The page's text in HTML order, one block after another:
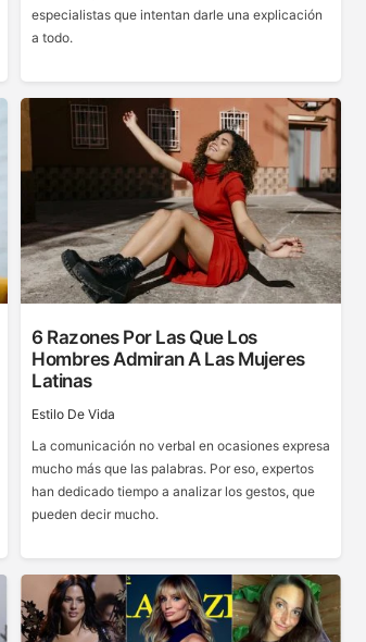
especialistas que intentan darle una explicación
a todo.
6 Razones Por Las Que Los
Hombres Admiran A Las Mujeres
Latinas
Estilo De Vida
La comunicación no verbal en ocasiones expresa
mucho más que las palabras. Por eso, expertos
han dedicado tiempo a analizar los gestos, que
pueden decir mucho.